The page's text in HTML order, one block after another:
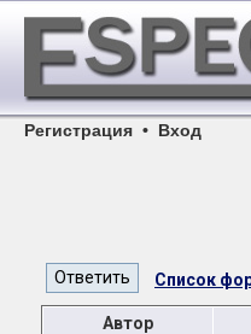
Регистрация • Вход
Список
Автор